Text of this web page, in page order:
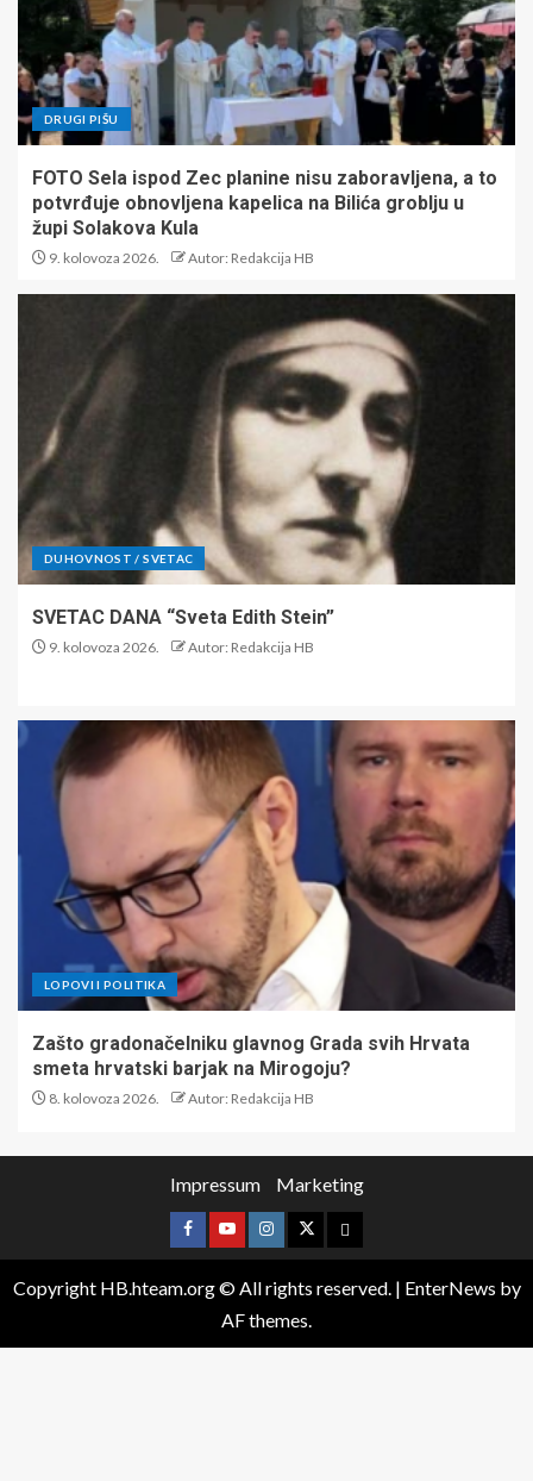
DRUGI PIŠU
FOTO Sela ispod Zec planine nisu zaboravljena, a to
potvrđuje obnovljena kapelica na Bilića groblju u
župi Solakova Kula
9. kolovoza 2026. Autor: Redakcija HB
DUHOVNOST / SVETAC
SVETAC DANA “Sveta Edith Stein”
9. kolovoza 2026. Autor: Redakcija HB
LOPOVI I POLITIKA
Zašto gradonačelniku glavnog Grada svih Hrvata
smeta hrvatski barjak na Mirogoju?
8. kolovoza 2026. Autor: Redakcija HB
Impressum Marketing
Copyright HB.hteam.org © All rights reserved. | EnterNews by
AF themes.